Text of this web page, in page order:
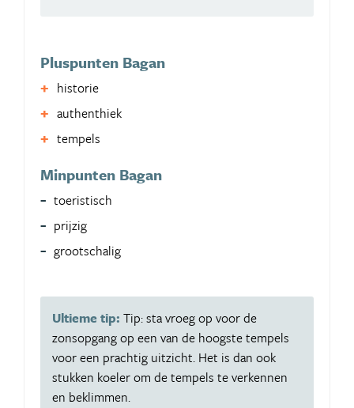
Pluspunten Bagan
historie
authenthiek
tempels
Minpunten Bagan
toeristisch
prijzig
grootschalig
Ultieme tip: Tip: sta vroeg op voor de
zonsopgang op een van de hoogste tempels
voor een prachtig uitzicht. Het is dan ook
stukken koeler om de tempels te verkennen
en beklimmen.